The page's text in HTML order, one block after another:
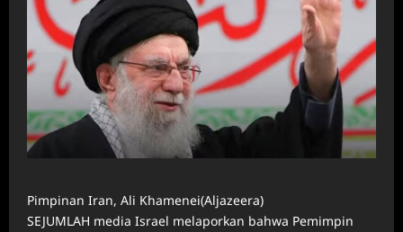
Pimpinan Iran, Ali Khamenei(Aljazeera)
SEJUMLAH media Israel melaporkan bahwa Pemimpin